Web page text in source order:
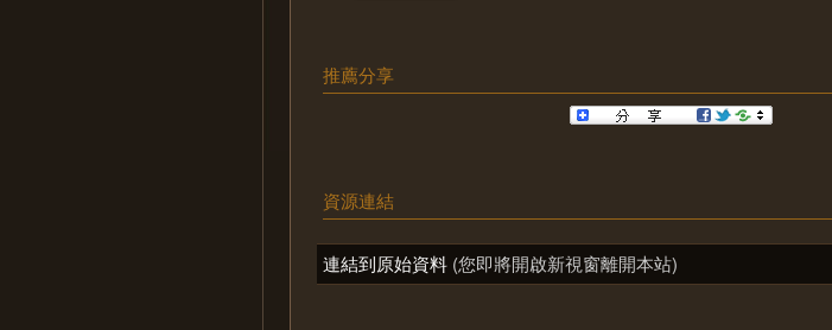
推薦分享
資源連結
連結到原始資料 (您即將開啟新視窗離開本站)